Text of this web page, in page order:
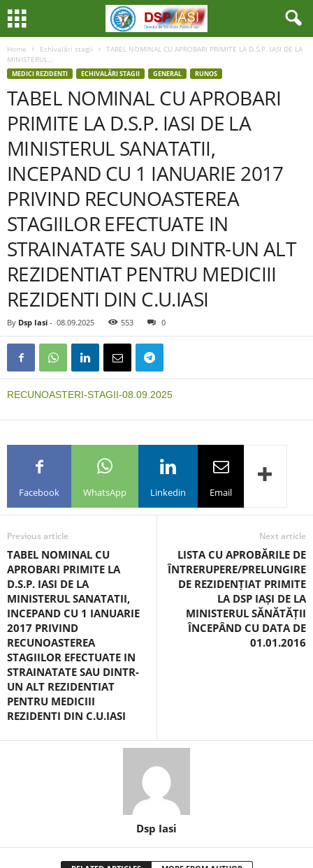
Home Echivalări stagii
TABEL NOMINAL CU APROBARI PRIMITE LA D.S.P. IASI DE LA
MINISTERUL...
MEDICI REZIDENTI ECHIVALĂRI STAGII GENERAL RUNOS
TABEL NOMINAL CU APROBARI
PRIMITE LA D.S.P. IASI DE LA
MINISTERUL SANATATII,
INCEPAND CU 1 IANUARIE 2017
PRIVIND RECUNOASTEREA
STAGIILOR EFECTUATE IN
STRAINATATE SAU DINTR-UN ALT
REZIDENTIAT PENTRU MEDICIII
REZIDENTI DIN C.U.IASI
By Dsp Iasi - 08.09.2025 553 0
RECUNOASTERI-STAGII-08.09.2025
Facebook WhatsApp Linkedin Email
Previous article
TABEL NOMINAL CU
APROBARI PRIMITE LA
D.S.P. IASI DE LA
MINISTERUL SANATATII,
INCEPAND CU 1 IANUARIE
2017 PRIVIND
RECUNOASTEREA
STAGIILOR EFECTUATE IN
STRAINATATE SAU DINTR-
UN ALT REZIDENTIAT
PENTRU MEDICIII
REZIDENTI DIN C.U.IASI
Next article
LISTA CU APROBĂRILE DE
ÎNTRERUPERE/PRELUNGIRE
DE REZIDENȚIAT PRIMITE
LA DSP IAȘI DE LA
MINISTERUL SĂNĂTĂȚII
ÎNCEPÂND CU DATA DE
01.01.2016
Dsp Iasi